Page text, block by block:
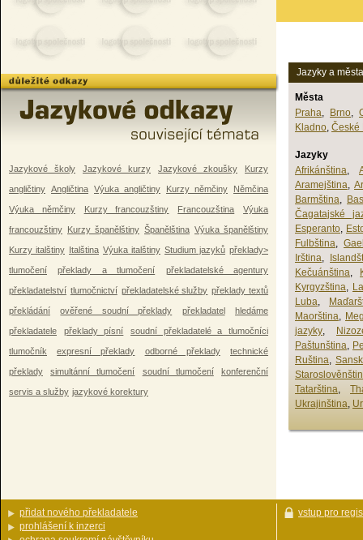
Jazyky a města
Města
Praha, Brno,
Kladno, České
Jazyky
Afrikánština,
Aramejština,
Barmština,
Čagatajské
Esperanto,
Fulbština,
Irština,
Kečuánština,
Kyrgyzština,
Luba,
Maorština,
jazyky,
Paštunština,
Ruština,
Tatarština,
Ukrajinština,
Jazykové školy Jazykové kurzy Jazykové zkoušky Kurzy
angličtiny Angličtina Výuka angličtiny Kurzy němčiny Němčina
Výuka němčiny Kurzy francouzštiny Francouzština Výuka
francouzštiny Kurzy španělštiny Španělština Výuka španělštiny
Kurzy italštiny Italština Výuka italštiny Studium jazyků překlady>
tlumočení překlady a tlumočení překladatelské agentury
překladatelství tlumočnictví překladatelské služby překlady textů
překládání ověřené soudní překlady překladatel hledáme
překladatele překlady písní soudní překladatelé a tlumočníci
tlumočník expresní překlady odborné překlady technické
překlady simultánní tlumočení soudní tlumočení konferenční
servis a služby jazykové korektury
přidat nového překladatele
prohlášení k inzerci
vstup pro